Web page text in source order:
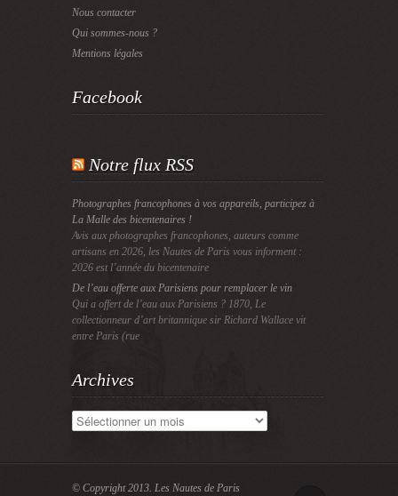
Nous contacter
Qui sommes-nous ?
Mentions légales
Facebook
Notre flux RSS
Photographes francophones à vos appareils, participez à
La Malle des bicentenaires !
Avis aux photographes francophones, auteurs comme
artisans en 2026, les Nautes de Paris vous informent :
2026 est l’année du bicentenaire
De l’eau offerte aux Parisiens pour remplacer le vin
Qui a offert de l’eau aux Parisiens ? 1870, Le
collectionneur d’art britannique sir Richard Wallace vit
entre Paris (rue
Archives
Archives
© Copyright 2013. Les Nautes de Paris